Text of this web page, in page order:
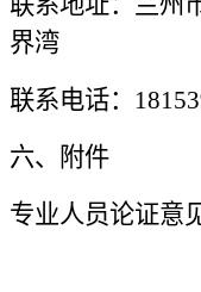
界湾
联系电话：
六、附件
专业人员论证意